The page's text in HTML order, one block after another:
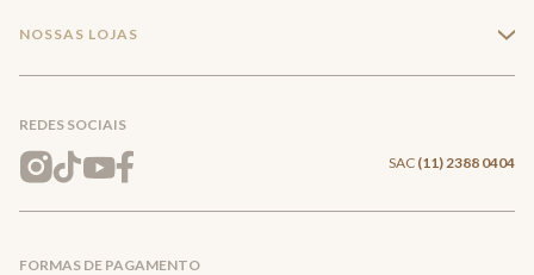
Mapa do Site
Meus pedidos
Wishlist
Entrega e Frete
Trocas e Devoluções
NOSSAS LOJAS +
REDES SOCIAIS
SAC (11) 2388 0404
FORMAS DE PAGAMENTO